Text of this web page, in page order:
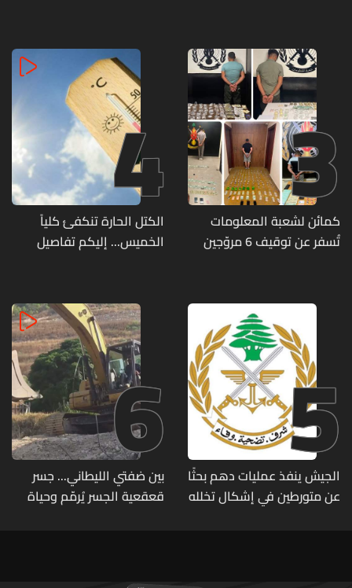
3
كمائن لشعبة المعلومات
تُسفر عن توقيف 6 مروّجين
4
الكتل الحارة تنكفئ كلياً
الخميس... إليكم تفاصيل
5
الجيش ينفذ عمليات دهم بحثًا
عن متورطين في إشكال تخلله
6
بين ضفتي الليطاني... جسر
قعقعية الجسر يُرمّم وحياة